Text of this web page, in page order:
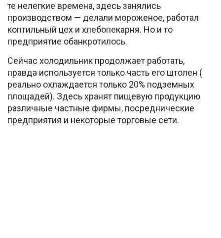
те нелегкие времена, здесь занялись
производством — делали мороженое, работал
коптильный цех и хлебопекарня. Но и то
предприятие обанкротилось.
Сейчас холодильник продолжает работать,
правда используется только часть его штолен (
реально охлаждается только 20% подземных
площадей). Здесь хранят пищевую продукцию
различные частные фирмы, посреднические
предприятия и некоторые торговые сети.